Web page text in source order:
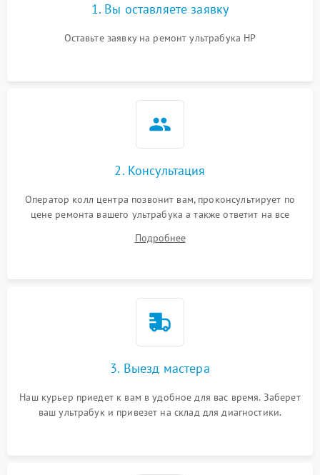
1. Вы оставляете заявку
Оставьте заявку на ремонт ультрабука HP
2. Консультация
Оператор колл центра позвонит вам, проконсультирует по
цене ремонта вашего ультрабука а также ответит на все
Подробнее
3. Выезд мастера
Наш курьер приедет к вам в удобное для вас время. Заберет
ваш ультрабук и привезет на склад для диагностики.